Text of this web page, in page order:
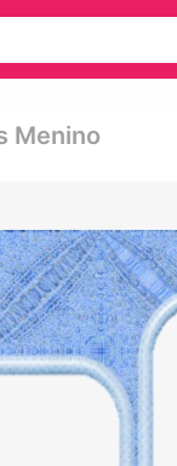
Menino